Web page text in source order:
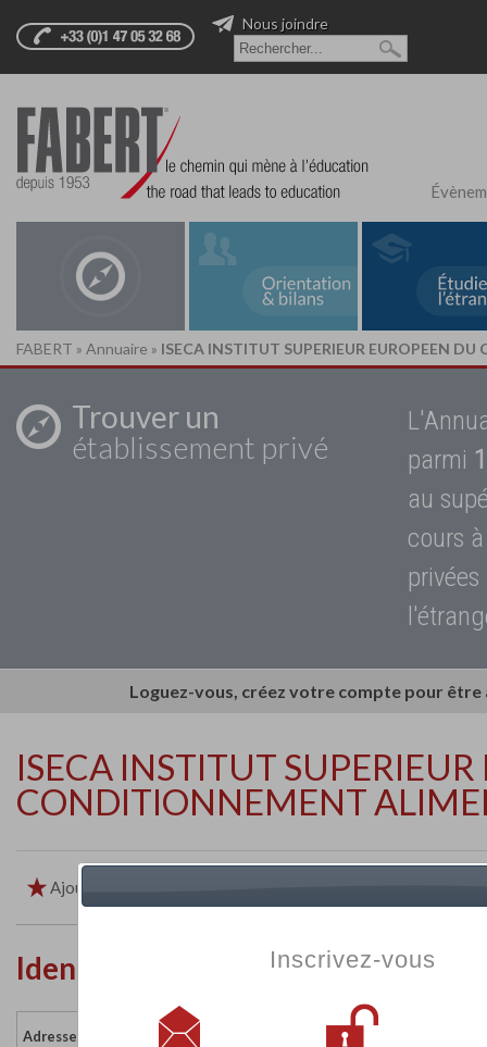
Nous joindre
FABERT » Annuaire » ISECA INSTITUT SUPERIEUR EUROPEEN
Trouver un
établissement privé
parmi
au
cours
Loguez-vous, créez votre compte pour
ISECA INSTITUT
CONDITIONNEMENT
Ajouter aux favoris
Identité de l'établissement
Adresse :
Village d'Entreprises
Inscrivez-vous